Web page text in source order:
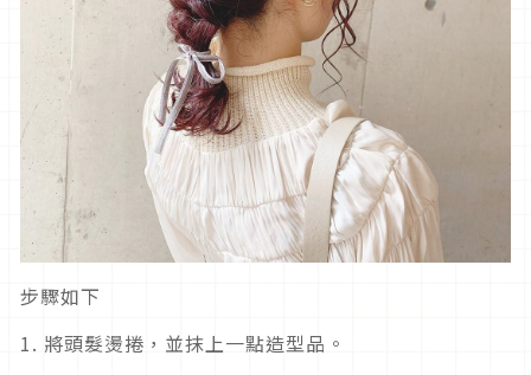
步驟如下
1. 將頭髮燙捲，並抹上一點造型品。